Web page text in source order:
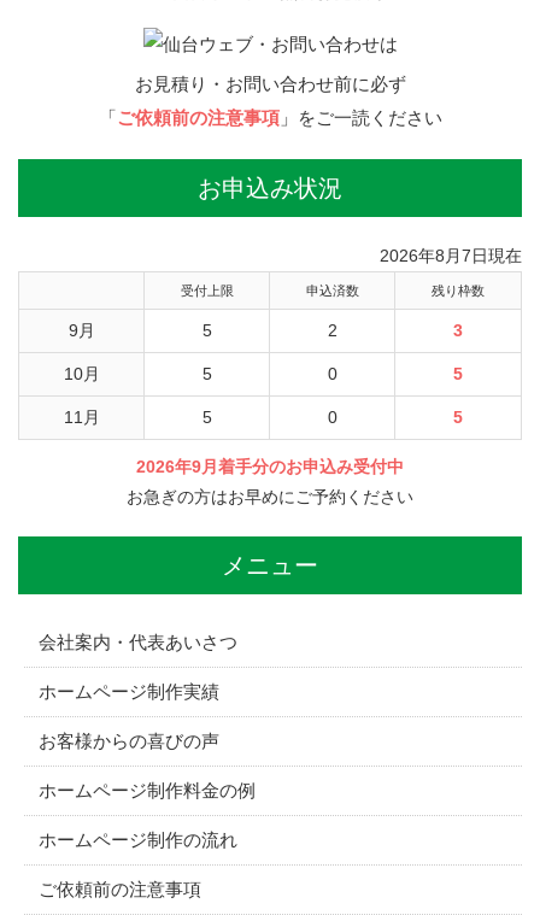
お見積り・お問い合わせ前に必ず
「ご依頼前の注意事項」をご一読ください
お申込み状況
2026年8月7日現在
受付上限 申込済数 残り枠数
9月 5 2 3
10月 5 0 5
11月 5 0 5
2026年9月着手分のお申込み受付中
お急ぎの方はお早めにご予約ください
メニュー
会社案内・代表あいさつ
ホームページ制作実績
お客様からの喜びの声
ホームページ制作料金の例
ホームページ制作の流れ
ご依頼前の注意事項